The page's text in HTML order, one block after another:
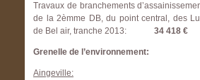
Travaux de branchements
de la 2èmme DB, du point central, des
de Bel air, tranche 2013: 34 418 €
Grenelle de l’environnement:
Aingeville: